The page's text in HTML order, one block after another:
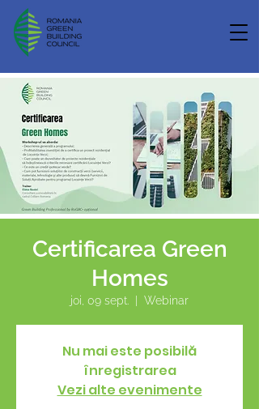
Certificarea Green
Homes
joi, 09 sept. Webinar
Nu mai este posibilă
înregistrarea
Vezi alte evenimente